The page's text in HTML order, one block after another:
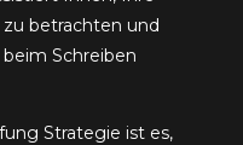
betrachten und
Schreiben
Strategie ist es,